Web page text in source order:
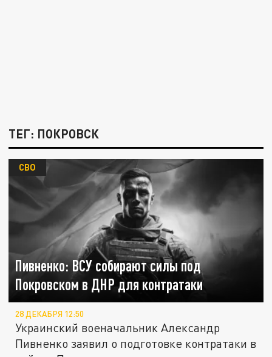
ТЕГ: ПОКРОВСК
Пивненко: ВСУ собирают силы под
Покровском в ДНР для контратаки
СВО
28 ДЕКАБРЯ 12:50
Украинский военачальник Александр
Пивненко заявил о подготовке контратаки в